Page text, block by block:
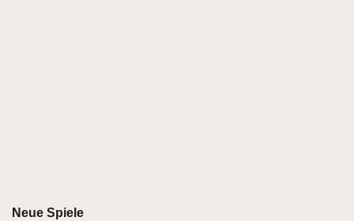
zu werden.
Neue Spiele